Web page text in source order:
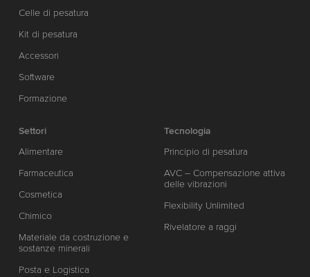
Celle di pesatura
Kit di pesatura
Accessori
Software
Formazione
Settori
Alimentare
Farmaceutica
Cosmetica
Chimico
Materiale da costruzione e
sostanze minerali
Posta e Logistica
Tecnologia
Principio di pesatura
AVC – Compensazione attiva
delle vibrazioni
Flexibility Unlimited
Rivelatore a raggi